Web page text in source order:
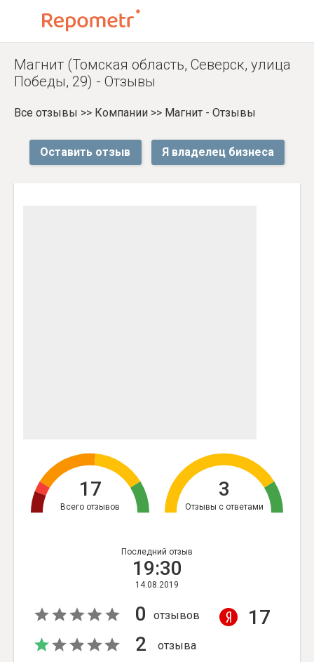
Магнит (Томская область, Северск, улица
Победы, 29) - Отзывы
Все отзывы >> Компании >> Магнит - Отзывы
Оставить отзыв Я владелец бизнеса
Всего отзывов
17
Отзывы с ответами
3
Последний отзыв
19:30
14.08.2019
0 отзывов
2 отзыва
17